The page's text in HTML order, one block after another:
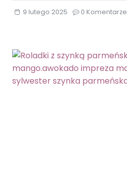
CZEKOLADA
WALENTYNKI
9 lutego 2025 0 Komentarze